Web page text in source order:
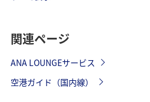
関連ページ
ANA LOUNGEサービス
空港ガイド（国内線）